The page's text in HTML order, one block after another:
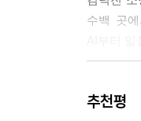
8장 일잘
수백 곳
추천평